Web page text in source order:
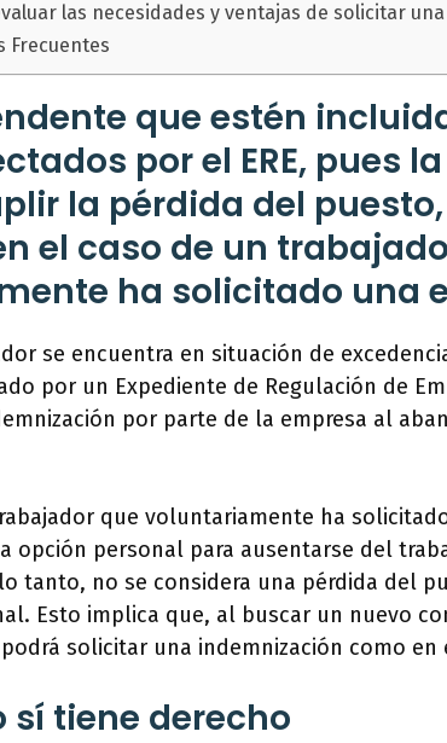
las necesidades y ventajas de solicitar
Frecuentes
que estén
por el ERE, pues
la pérdida del
el caso de un
ha solicitado una
se encuentra en situación de
por un Expediente de Regulación de
por parte de la empresa al
que voluntariamente ha
opción personal para ausentarse del
tanto, no se considera una pérdida del
Esto implica que, al buscar un nuevo
solicitar una indemnización como en
sí tiene derecho